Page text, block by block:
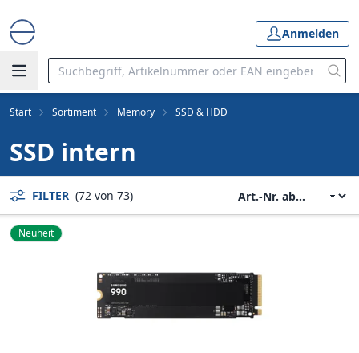
Anmelden
Start Sortiment Memory SSD & HDD
SSD intern
FILTER (72 von 73)
Neuheit